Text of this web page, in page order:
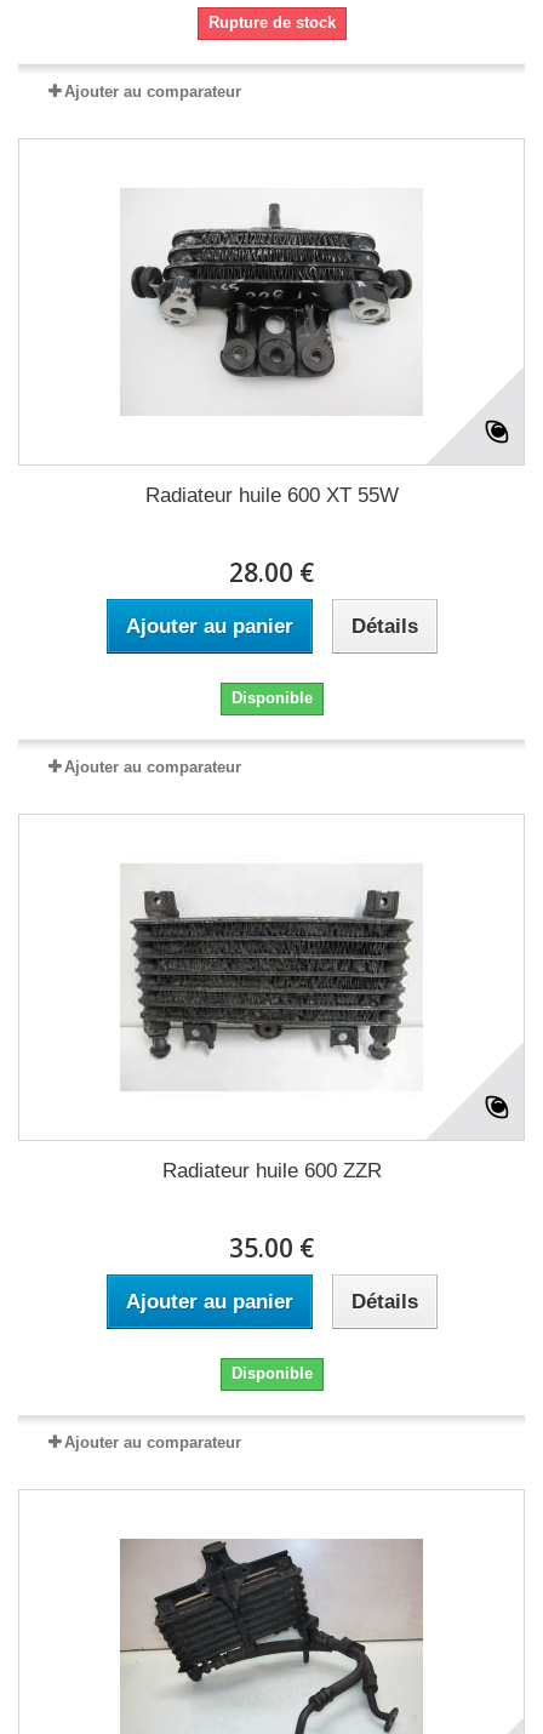
Rupture de stock
Ajouter au comparateur
Radiateur huile 600 XT 55W
28.00 €
Ajouter au panier Détails
Disponible
Ajouter au comparateur
Radiateur huile 600 ZZR
35.00 €
Ajouter au panier Détails
Disponible
Ajouter au comparateur